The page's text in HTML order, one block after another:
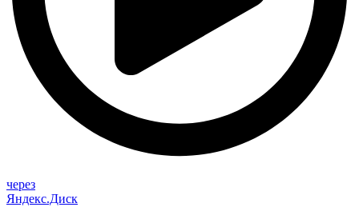
через
Яндекс.Диск